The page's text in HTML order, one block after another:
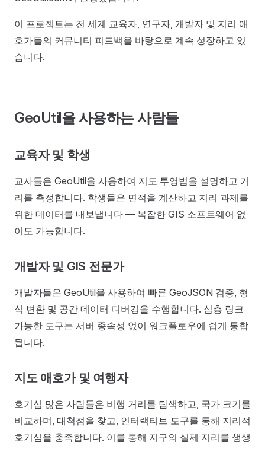
이 프로젝트는 전 세계 교육자, 연구자, 개발자 및 지리 애
호가들의 커뮤니티 피드백을 바탕으로 계속 성장하고 있
습니다.
GeoUtil을 사용하는 사람들
교육자 및 학생
교사들은 GeoUtil을 사용하여 지도 투영법을 설명하고 거
리를 측정합니다. 학생들은 면적을 계산하고 지리 과제를
위한 데이터를 내보냅니다 — 복잡한 GIS 소프트웨어 없
이도 가능합니다.
개발자 및 GIS 전문가
개발자들은 GeoUtil을 사용하여 빠른 GeoJSON 검증, 형
식 변환 및 공간 데이터 디버깅을 수행합니다. 심층 링크
가능한 도구는 서버 종속성 없이 워크플로우에 쉽게 통합
됩니다.
지도 애호가 및 여행자
호기심 많은 사람들은 비행 거리를 탐색하고, 국가 크기를
비교하며, 대척점을 찾고, 인터랙티브 도구를 통해 지리적
호기심을 충족합니다. 이를 통해 지구의 실제 지리를 생생